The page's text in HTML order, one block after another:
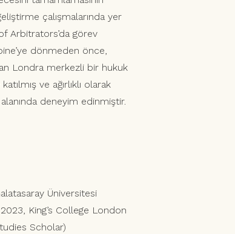
çalışmalarında yer
Arbitrators’da görev
dönmeden önce,
Londra merkezli bir hukuk
ve ağırlıklı olarak
deneyim edinmiştir.
Üniversitesi
King’s College London
Scholar)